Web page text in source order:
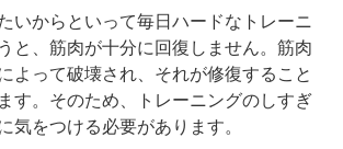
いからといって毎日ハードなトレーニ
と、筋肉が十分に回復しません。筋肉
よって破壊され、それが修復すること
す。そのため、トレーニングのしすぎ
気をつける必要があります。